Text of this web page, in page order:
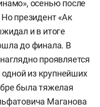
осенью после
Но президент «Ак
и в итоге
до финала. В
проявляется
из крупнейших
была тяжелая
Маганова